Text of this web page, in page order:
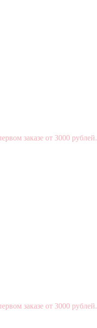
заказе от 3000 рублей.
заказе от 3000 рублей.